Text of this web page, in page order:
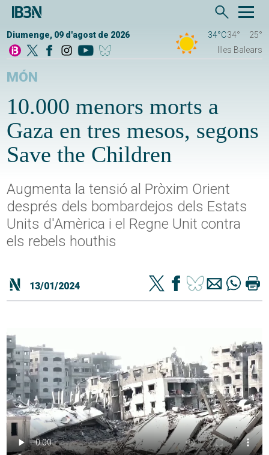
Diumenge, 09 d'agost de 2026 34°C34°
25°
Illes Balears
MÓN
10.000 menors morts a
Gaza en tres mesos, segons
Save the Children
Augmenta la tensió al Pròxim Orient
després dels bombardejos dels Estats
Units d'Amèrica i el Regne Unit contra
els rebels houthis
13/01/2024